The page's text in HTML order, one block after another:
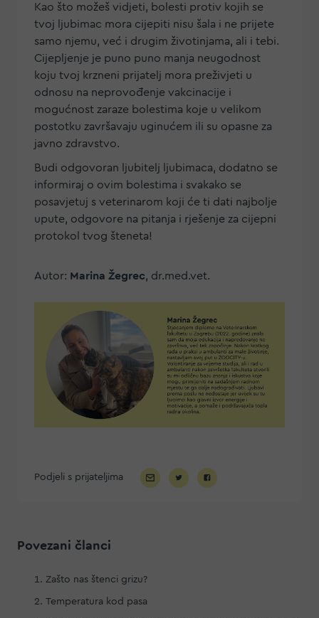
Kao što možeš vidjeti, bolesti protiv kojih se
tvoj ljubimac mora cijepiti nisu šala i ne prijete
samo njemu, već i drugim životinjama, ali i tebi.
Cijepljenje je puno puno manja neugodnost
koju tvoj krzneni prijatelj mora preživjeti u
odnosu na neprovođenje vakcinacije i
mogućnost zaraze bolestima koje u velikom
postotku završavaju uginućem ili su opasne za
javno zdravstvo.
Budi odgovoran ljubitelj ljubimaca, dodatno se
informiraj o ovim bolestima i svakako se
posavjetuj s veterinarom koji će ti dati najbolje
upute, odgovore na pitanja i rješenje za cijepni
protokol tvog šteneta!
Autor: Marina Žegrec, dr.med.vet.
Podjeli s prijateljima
Povezani članci
Zašto nas štenci grizu?
Temperatura kod pasa